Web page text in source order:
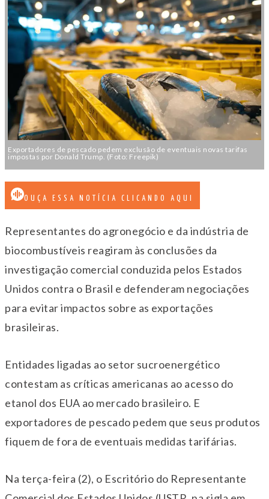
Exportadores de pescado pedem exclusão de eventuais novas tarifas
impostas por Donald Trump. (Foto: Freepik)
OUÇA ESSA NOTÍCIA CLICANDO AQUI
Representantes do agronegócio e da indústria de
biocombustíveis reagiram às conclusões da
investigação comercial conduzida pelos Estados
Unidos contra o Brasil e defenderam negociações
para evitar impactos sobre as exportações
brasileiras.
Entidades ligadas ao setor sucroenergético
contestam as críticas americanas ao acesso do
etanol dos EUA ao mercado brasileiro. E
exportadores de pescado pedem que seus produtos
fiquem de fora de eventuais medidas tarifárias.
Na terça-feira (2), o Escritório do Representante